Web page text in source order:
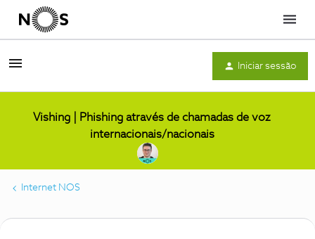
Menu
Iniciar sessão
Vishing | Phishing através de chamadas de voz
internacionais/nacionais
Internet NOS